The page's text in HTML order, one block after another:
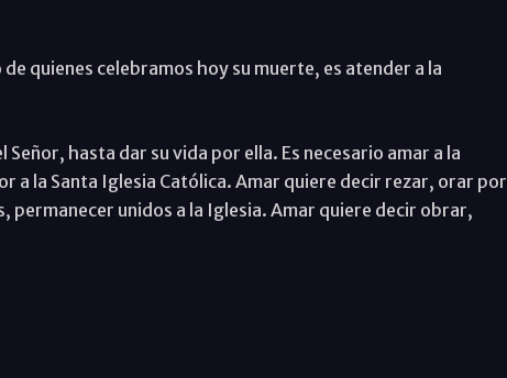
quienes celebramos hoy su muerte, es atender a la
Señor, hasta dar su vida por ella. Es necesario amar a la
a la Santa Iglesia Católica. Amar quiere decir rezar, orar por
permanecer unidos a la Iglesia. Amar quiere decir obrar,